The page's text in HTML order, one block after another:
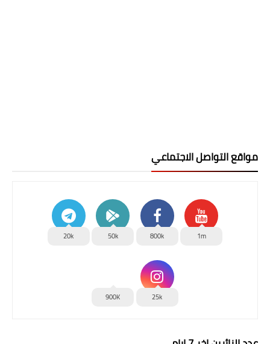
مواقع التواصل الاجتماعي
1m
800k
50k
20k
25k
900K